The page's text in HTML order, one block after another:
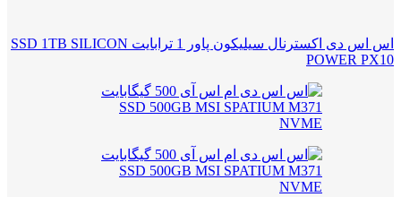
اس اس دی اکسترنال سیلیکون پاور 1 ترابایت SSD 1TB SILICON
POWER PX10